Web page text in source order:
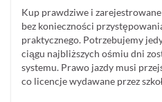
Kup prawdziwe i
bez konieczności
praktycznego. Potrzebujemy
ciągu najbliższych ośmiu dni
systemu. Prawo jazdy musi
co licencje wydawane przez